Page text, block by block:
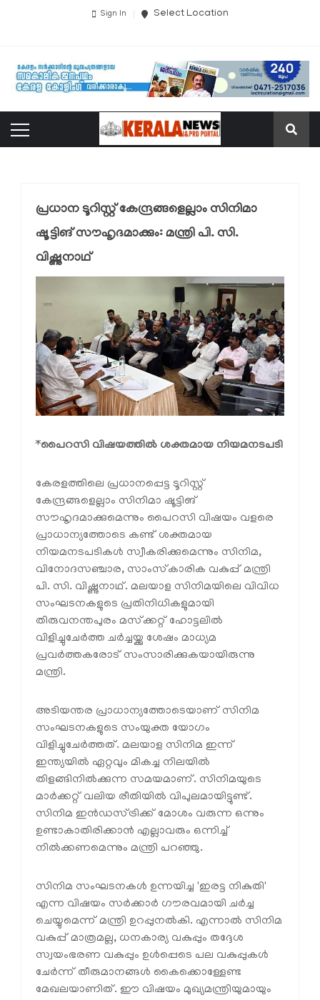
Sign In Select Location
പ്രധാന ടൂറിസ്റ്റ് കേന്ദ്രങ്ങളെല്ലാം സിനിമാ
ഷൂട്ടിങ് സൗഹൃദമാക്കും: മന്ത്രി പി. സി.
വിഷ്ണുനാഥ്
*പൈറസി വിഷയത്തിൽ ശക്തമായ നിയമനടപടി
കേരളത്തിലെ പ്രധാനപ്പെട്ട ടൂറിസ്റ്റ്
കേന്ദ്രങ്ങളെല്ലാം സിനിമാ ഷൂട്ടിങ്
സൗഹൃദമാക്കുമെന്നും പൈറസി വിഷയം വളരെ
പ്രാധാന്യത്തോടെ കണ്ട് ശക്തമായ
നിയമനടപടികൾ സ്വീകരിക്കുമെന്നും സിനിമ,
വിനോദസഞ്ചാര, സാംസ്‌കാരിക വകുപ്പ് മന്ത്രി
പി. സി. വിഷ്ണുനാഥ്. മലയാള സിനിമയിലെ വിവിധ
സംഘടനകളുടെ പ്രതിനിധികളുമായി
തിരുവനന്തപുരം മസ്‌ക്കറ്റ് ഹോട്ടലിൽ
വിളിച്ചുചേർത്ത ചർച്ചയ്ക്കു ശേഷം മാധ്യമ
പ്രവർത്തകരോട് സംസാരിക്കുകയായിരുന്നു
മന്ത്രി.
അടിയന്തര പ്രാധാന്യത്തോടെയാണ് സിനിമ
സംഘടനകളുടെ സംയുക്ത യോഗം
വിളിച്ചുചേർത്തത്. മലയാള സിനിമ ഇന്ന്
ഇന്ത്യയിൽ ഏറ്റവും മികച്ച നിലയിൽ
തിളങ്ങിനിൽക്കുന്ന സമയമാണ്. സിനിമയുടെ
മാർക്കറ്റ് വലിയ രീതിയിൽ വിപുലമായിട്ടുണ്ട്.
സിനിമ ഇൻഡസ്ട്രിക്ക് മോശം വരുന്ന ഒന്നും
ഉണ്ടാകാതിരിക്കാൻ എല്ലാവരും ഒന്നിച്ച്
നിൽക്കണമെന്നും മന്ത്രി പറഞ്ഞു.
സിനിമ സംഘടനകൾ ഉന്നയിച്ച 'ഇരട്ട നികുതി'
എന്ന വിഷയം സർക്കാർ ഗൗരവമായി ചർച്ച
ചെയ്യുമെന്ന് മന്ത്രി ഉറപ്പുനൽകി. എന്നാൽ സിനിമ
വകുപ്പ് മാത്രമല്ല, ധനകാര്യ വകുപ്പും തദ്ദേശ
സ്വയംഭരണ വകുപ്പും ഉൾപ്പെടെ പല വകുപ്പുകൾ
ചേർന്ന് തീരുമാനങ്ങൾ കൈക്കൊള്ളേണ്ട
മേഖലയാണിത്. ഈ വിഷയം മുഖ്യമന്ത്രിയുമായും